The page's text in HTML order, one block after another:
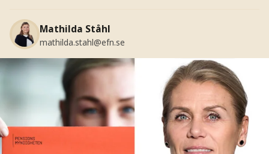
Mathilda Ståhl
mathilda.stahl@efn.se